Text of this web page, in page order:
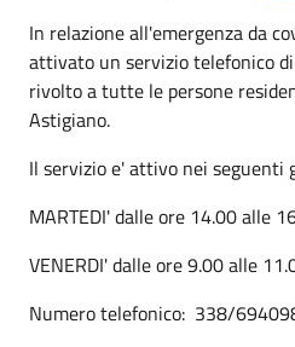
In relazione all'emergenza da
attivato un servizio telefonico
rivolto a tutte le persone
Astigiano.
Il servizio e' attivo nei seguenti
MARTEDI' dalle ore 14.00 alle
VENERDI' dalle ore 9.00 alle
Numero telefonico: 338/